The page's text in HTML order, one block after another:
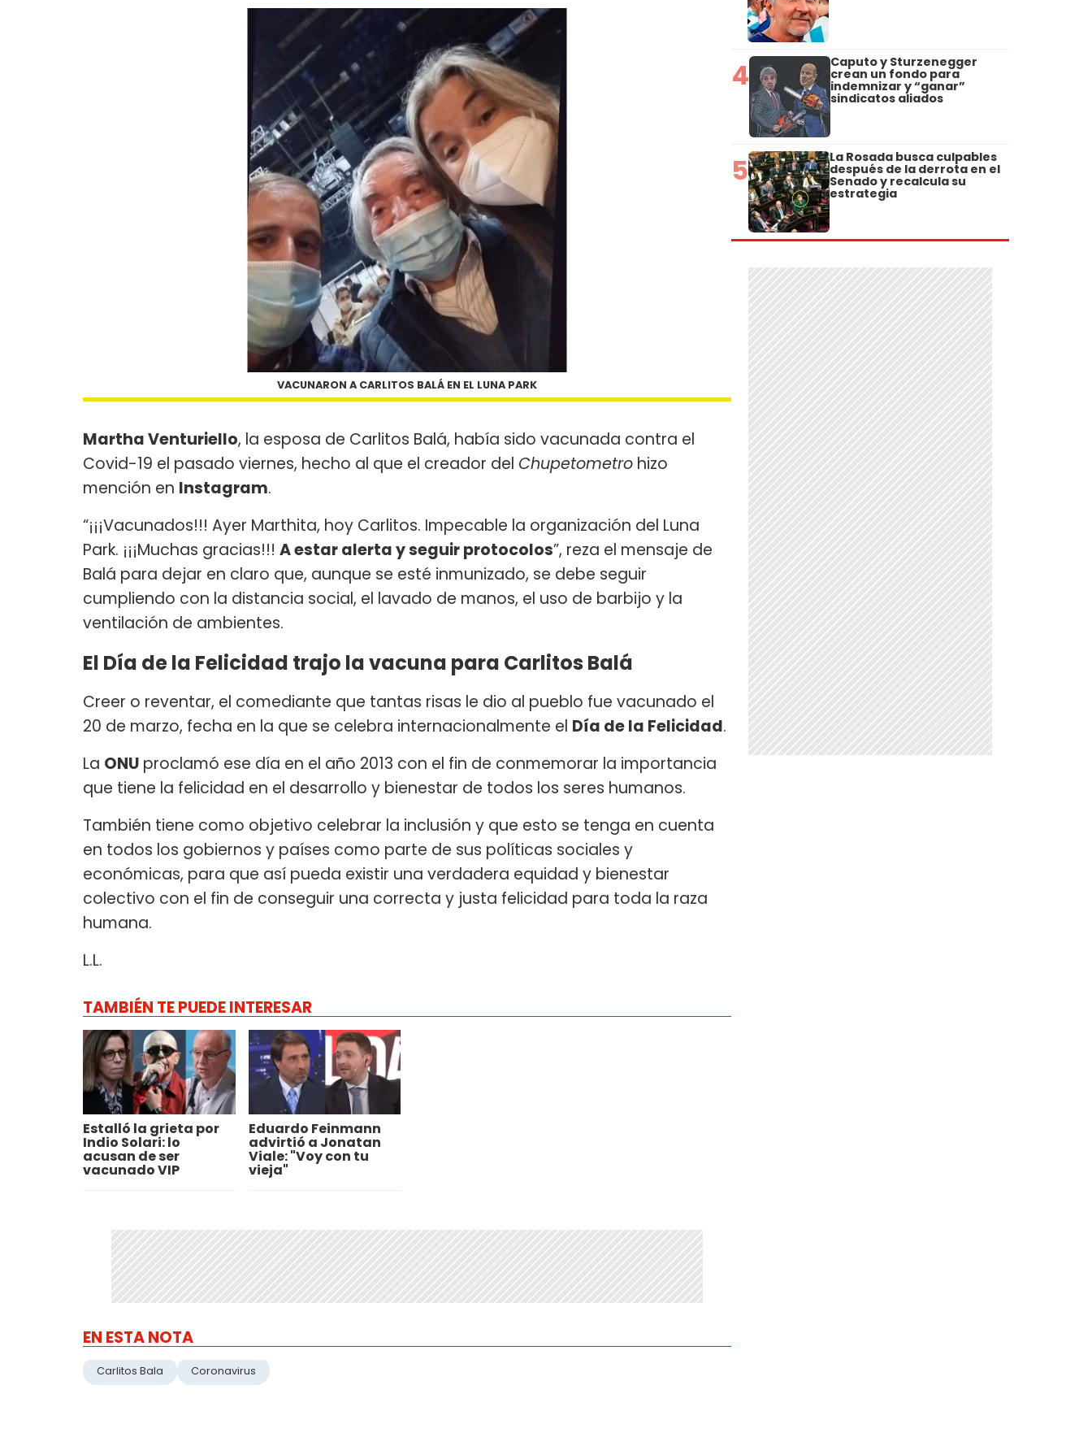
VACUNARON A CARLITOS BALÁ EN EL LUNA PARK
Martha Venturiello, la esposa de Carlitos Balá, había sido vacunada contra el
Covid-19 el pasado viernes, hecho al que el creador del Chupetometro hizo
mención en Instagram.
“¡¡¡Vacunados!!! Ayer Marthita, hoy Carlitos. Impecable la organización del Luna
Park. ¡¡¡Muchas gracias!!! A estar alerta y seguir protocolos”, reza el mensaje de
Balá para dejar en claro que, aunque se esté inmunizado, se debe seguir
cumpliendo con la distancia social, el lavado de manos, el uso de barbijo y la
ventilación de ambientes.
El Día de la Felicidad trajo la vacuna para Carlitos Balá
Creer o reventar, el comediante que tantas risas le dio al pueblo fue vacunado el
20 de marzo, fecha en la que se celebra internacionalmente el Día de la Felicidad.
La ONU proclamó ese día en el año 2013 con el fin de conmemorar la importancia
que tiene la felicidad en el desarrollo y bienestar de todos los seres humanos.
También tiene como objetivo celebrar la inclusión y que esto se tenga en cuenta
en todos los gobiernos y países como parte de sus políticas sociales y
económicas, para que así pueda existir una verdadera equidad y bienestar
colectivo con el fin de conseguir una correcta y justa felicidad para toda la raza
humana.
L.L.
TAMBIÉN TE PUEDE INTERESAR
Estalló la grieta por
Indio Solari: lo
acusan de ser
vacunado VIP
Eduardo Feinmann
advirtió a Jonatan
Viale: "Voy con tu
vieja"
EN ESTA NOTA
Carlitos Bala Coronavirus
4 Caputo y Sturzenegger
crean un fondo para
indemnizar y “ganar”
sindicatos aliados
5 La Rosada busca culpables
después de la derrota en el
Senado y recalcula su
estrategia